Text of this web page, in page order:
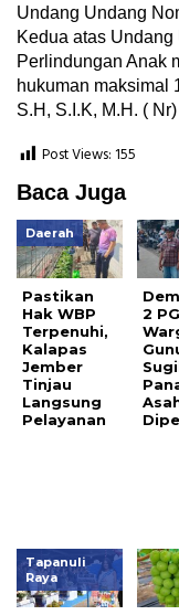
Undang Undang
Kedua atas
Perlindungan Anak
hukuman maksimal
S.H, S.I.K, M.H. ( Nr)
Post Views: 155
Baca Juga
Daerah
Pastikan
Hak WBP
Terpenuhi,
Kalapas
Jember
Tinjau
Langsung
Pelayanan
2
Tapanuli
Raya